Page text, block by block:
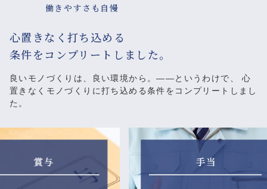
働きやすさも自慢
心置きなく打ち込める
条件をコンプリートしました。
良いモノづくりは、良い環境から。――というわけで、
心
置きなくモノづくりに打ち込める条件をコンプリートしまし
た。